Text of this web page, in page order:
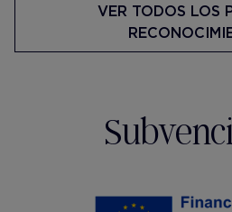
VER TODOS LOS